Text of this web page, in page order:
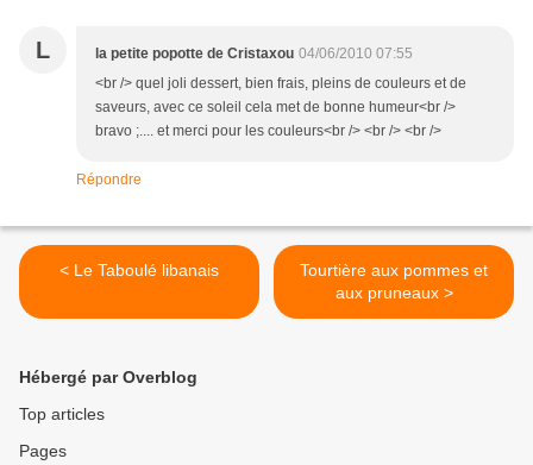
L la petite popotte de Cristaxou 04/06/2010 07:55
<br /> quel joli dessert, bien frais, pleins de couleurs et de
saveurs, avec ce soleil cela met de bonne humeur<br />
bravo ;.... et merci pour les couleurs<br /> <br /> <br />
Répondre
< Le Taboulé libanais
Tourtière aux pommes et
aux pruneaux >
Hébergé par Overblog
Top articles
Pages